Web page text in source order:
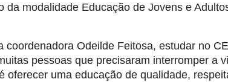
da modalidade Educação de Jovens e
coordenadora Odeilde Feitosa, estudar no
pessoas que precisaram interromper a
oferecer uma educação de qualidade,